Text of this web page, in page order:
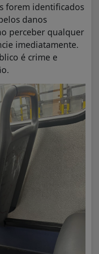
forem identificados
danos
perceber qualquer
imediatamente.
é crime e